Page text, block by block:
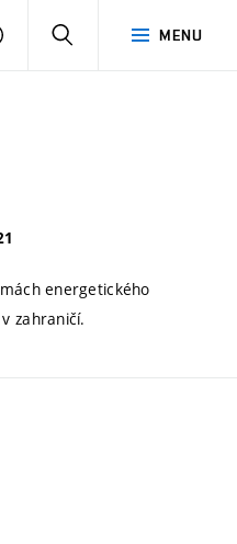
MENU
PŘIHLÁSIT
energetického
zahraničí.